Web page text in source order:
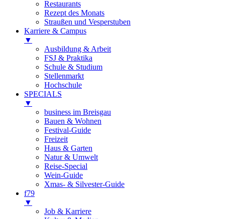
Restaurants
Rezept des Monats
Straußen und Vesperstuben
Karriere & Campus
▼
Ausbildung & Arbeit
FSJ & Praktika
Schule & Studium
Stellenmarkt
Hochschule
SPECIALS
▼
business im Breisgau
Bauen & Wohnen
Festival-Guide
Freizeit
Haus & Garten
Natur & Umwelt
Reise-Special
Wein-Guide
Xmas- & Silvester-Guide
f79
▼
Job & Karriere